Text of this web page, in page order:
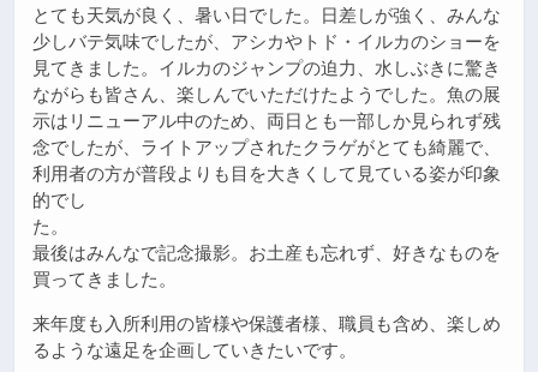
とても天気が良く、暑い日でした。日差しが強く、みんな
少しバテ気味でしたが、アシカやトド・イルカのショーを
見てきました。イルカのジャンプの迫力、水しぶきに驚き
ながらも皆さん、楽しんでいただけたようでした。魚の展
示はリニューアル中のため、両日とも一部しか見られず残
念でしたが、ライトアップされたクラゲがとても綺麗で、
利用者の方が普段よりも目を大きくして見ている姿が印象
的でし
た。
最後はみんなで記念撮影。お土産も忘れず、好きなものを
買ってきました。
来年度も入所利用の皆様や保護者様、職員も含め、楽しめ
るような遠足を企画していきたいです。